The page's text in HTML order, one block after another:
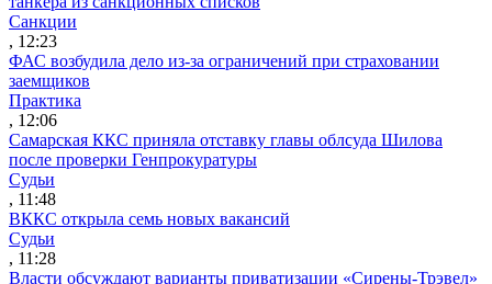
Санкции
, 12:23
ФАС возбудила дело из-за ограничений при страховании
заемщиков
Практика
, 12:06
Самарская ККС приняла отставку главы облсуда Шилова
после проверки Генпрокуратуры
Судьи
, 11:48
ВККС открыла семь новых вакансий
Судьи
, 11:28
Власти обсуждают варианты приватизации «Сирены-Трэвел»